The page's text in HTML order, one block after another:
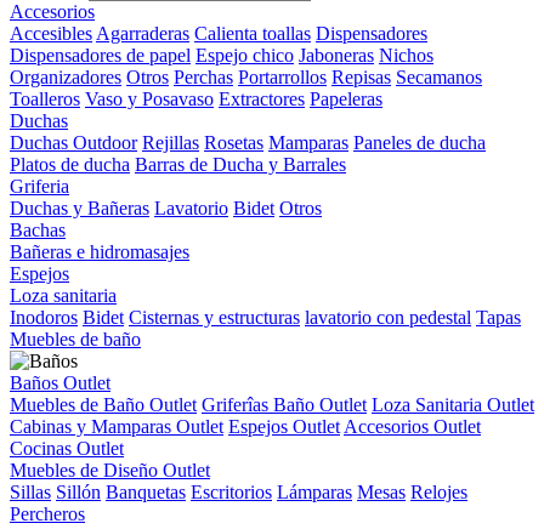
Accesorios
Accesibles Agarraderas Calienta toallas Dispensadores
Dispensadores de papel Espejo chico Jaboneras Nichos
Organizadores Otros Perchas Portarrollos Repisas Secamanos
Toalleros Vaso y Posavaso Extractores Papeleras
Duchas
Duchas Outdoor Rejillas Rosetas Mamparas Paneles de ducha
Platos de ducha Barras de Ducha y Barrales
Griferia
Duchas y Bañeras Lavatorio Bidet Otros
Bachas
Bañeras e hidromasajes
Espejos
Loza sanitaria
Inodoros Bidet Cisternas y estructuras lavatorio con pedestal Tapas
Muebles de baño
Baños Outlet
Muebles de Baño Outlet Griferîas Baño Outlet Loza Sanitaria Outlet
Cabinas y Mamparas Outlet Espejos Outlet Accesorios Outlet
Cocinas Outlet
Muebles de Diseño Outlet
Sillas Sillón Banquetas Escritorios Lámparas Mesas Relojes
Percheros